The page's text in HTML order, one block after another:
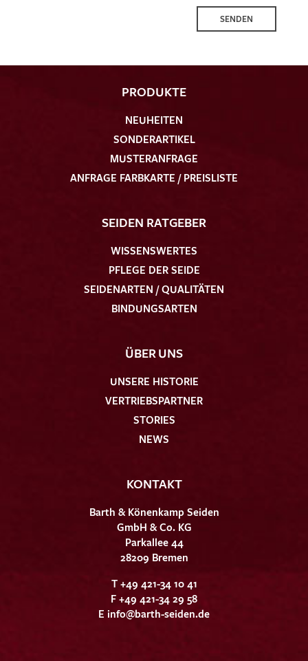
SENDEN
PRODUKTE
NEUHEITEN
SONDERARTIKEL
MUSTERANFRAGE
ANFRAGE FARBKARTE / PREISLISTE
SEIDEN RATGEBER
WISSENSWERTES
PFLEGE DER SEIDE
SEIDENARTEN / QUALITÄTEN
BINDUNGSARTEN
ÜBER UNS
UNSERE HISTORIE
VERTRIEBSPARTNER
STORIES
NEWS
KONTAKT
Barth & Könenkamp Seiden
GmbH & Co. KG
Parkallee 44
28209 Bremen
T +49 421-34 10 41
F +49 421-34 29 58
E info@barth-seiden.de